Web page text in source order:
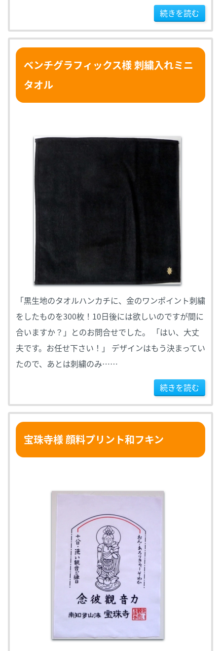
続きを読む
ベンチグラフィックス様 刺繍入れミニ
タオル
「黒生地のタオルハンカチに、金のワンポイント刺繍
をしたものを300枚！10日後には欲しいのですが間に
合いますか？」とのお問合せでした。 「はい、大丈
夫です。お任せ下さい！」 デザインはもう決まってい
たので、あとは刺繍のみ……
続きを読む
宝珠寺様 顔料プリント和フキン